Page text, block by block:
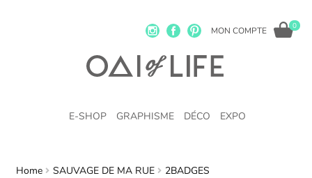
MON COMPTE 0
E-SHOP GRAPHISME DÉCO EXPO
Home SAUVAGE DE MA RUE 2BADGES